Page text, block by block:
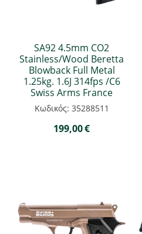
SA92 4.5mm CO2
Stainless/Wood Beretta
Blowback Full Metal
1.25kg. 1.6J 314fps /C6
Swiss Arms France
Κωδικός: 35288511
199,00€